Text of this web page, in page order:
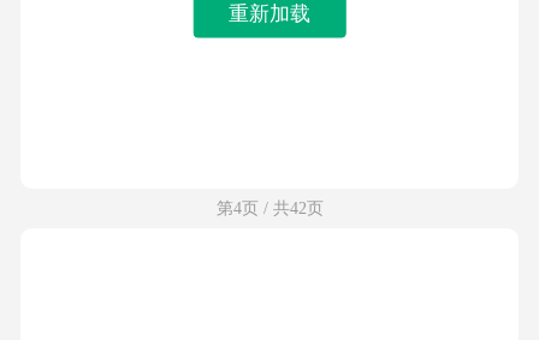
重新加载
第4页 / 共42页